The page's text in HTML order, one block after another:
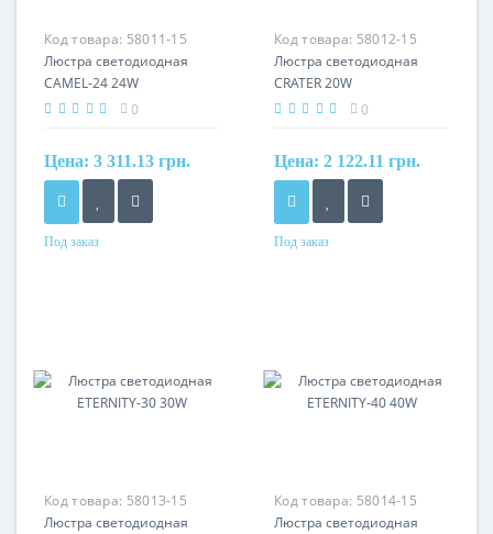
Код товара: 58011-15
Люстра светодиодная
CAMEL-24 24W
0
Цена: 3 311.13 грн.
Под заказ
Код товара: 58012-15
Люстра светодиодная
CRATER 20W
0
Цена: 2 122.11 грн.
Под заказ
Код товара: 58013-15
Люстра светодиодная
Код товара: 58014-15
Люстра светодиодная